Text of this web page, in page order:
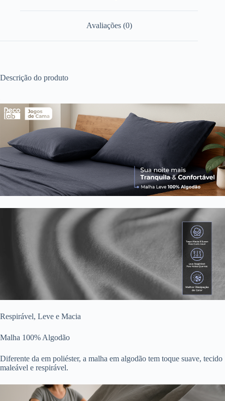
Avaliações (0)
Descrição do produto
Respirável, Leve e Macia
Malha 100% Algodão
Diferente da em poliéster, a malha em algodão tem toque suave, tecido
maleável e respirável.